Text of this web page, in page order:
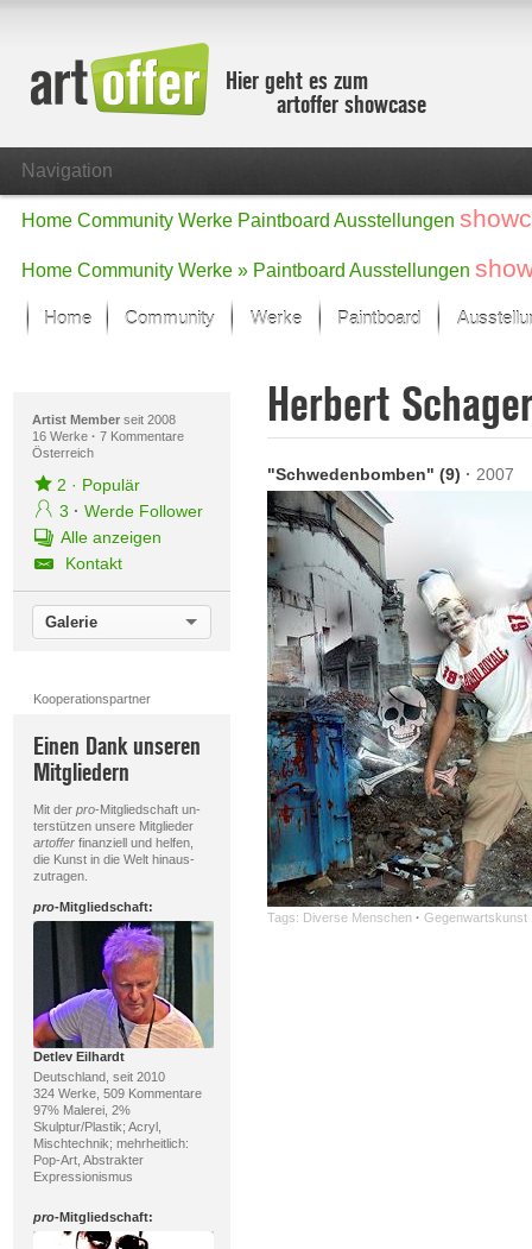
Hier geht es zum
artoffer showcase
Navigation
Home Community Werke Paintboard Ausstellungen
Home Community Werke » Paintboard Ausstellungen
Home Community Werke
Der letzte Monat im Fokus
Alle Fokus-Werke
Fokus-Werke
Neue Werke – Auswahl
Alle neuen Werke
Paintboard
Artist Memberseit 2008
16 Werke · 7 Kommentare
Österreich
2 · Populär
3 · Werde Follower
Alle anzeigen
Kontakt
Galerie
Kooperationspartner
Einen Dank unseren
Mitgliedern
Mit der pro-Mitgliedschaft un-
terstützen unsere Mitglieder
artofferfinanziell und helfen,
die Kunst in die Welt hinaus-
zutragen.
pro-Mitgliedschaft:
Detlev Eilhardt
Deutschland, seit 2010
324 Werke, 509 Kommentare
97% Malerei, 2%
Skulptur/Plastik; Acryl,
Mischtechnik; mehrheitlich:
Pop-Art, Abstrakter
Expressionismus
pro-Mitgliedschaft:
Herbert
"Schwedenbomben" (9) · 2007
Tags: Diverse Menschen · Gegenwartskunst